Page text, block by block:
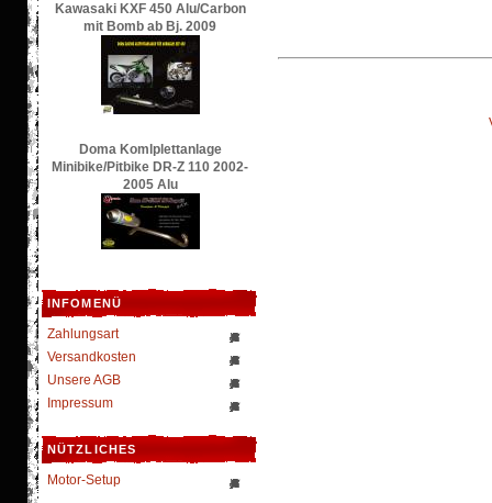
Kawasaki KXF 450 Alu/Carbon
mit Bomb ab Bj. 2009
Doma Komlplettanlage
Minibike/Pitbike DR-Z 110 2002-
2005 Alu
INFOMENÜ
Zahlungsart
Versandkosten
Unsere AGB
Impressum
NÜTZLICHES
Motor-Setup